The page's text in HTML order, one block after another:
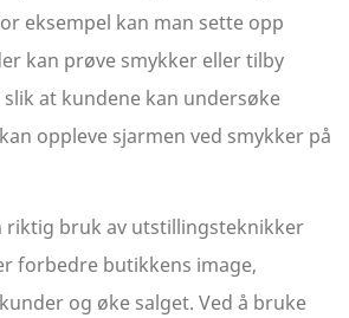
eksempel kan man sette opp
kan prøve smykker eller tilby
at kundene kan undersøke
oppleve sjarmen ved smykker på
riktig bruk av utstillingsteknikker
forbedre butikkens image,
og øke salget. Ved å bruke